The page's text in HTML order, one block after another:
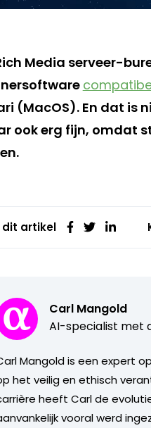
Media serveer-
(MacOS). En dat is
ook erg fijn, omdat
dit artikel
Carl Mangold
AI-specialist met
Mangold is een expert
het veilig en ethisch
heeft Carl de
vooral werd